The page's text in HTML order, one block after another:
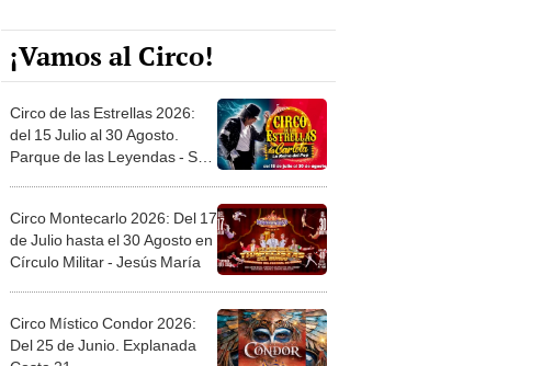
¡Vamos al Circo!
Circo de las Estrellas 2026:
del 15 Julio al 30 Agosto.
Parque de las Leyendas - San
Circo Montecarlo 2026: Del 17
de Julio hasta el 30 Agosto en
Círculo Militar - Jesús María
Circo Místico Condor 2026:
Del 25 de Junio. Explanada